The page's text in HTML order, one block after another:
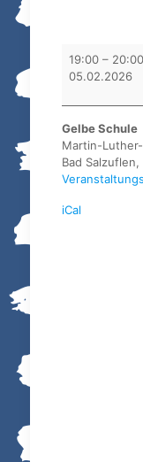
BSV
Lippe
Salzuflen)
19:00 – 20:00
05.02.2026
Gelbe Schule
Martin-
Bad Salzuflen,
iCal